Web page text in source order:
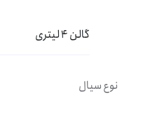
گالن 4 لیتری
نوع سیال